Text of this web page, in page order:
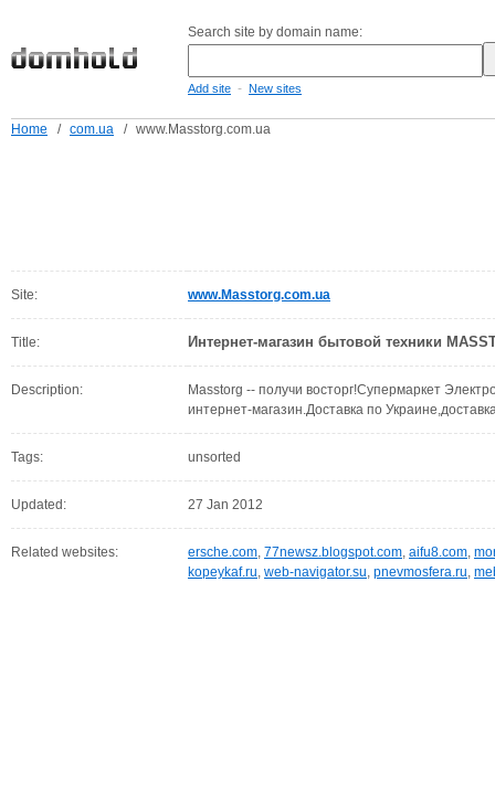
Search site by domain name:
Add site - New sites
Home / com.ua / www.Masstorg.com.ua
Site: www.Masstorg.com.ua
Title: Интернет-магазин бытовой техники
Description:
Masstorg -- получи восторг!Супермаркет
интернет-магазин.Доставка по
Tags: unsorted
Updated: 27 Jan 2012
Related websites: ersche.com, 77newsz.blogspot.com, aifu8.com,
kopeykaf.ru, web-navigator.su, pnevmosfera.ru,